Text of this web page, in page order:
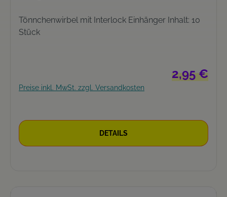
Tönnchenwirbel mit Interlock Einhänger Inhalt: 10
Stück
Regulärer
2,95 €
Preise inkl. MwSt. zzgl. Versandkosten
DETAILS